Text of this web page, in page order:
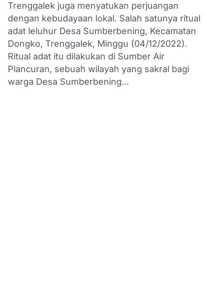
Trenggalek juga menyatukan perjuangan
dengan kebudayaan lokal. Salah satunya ritual
adat leluhur Desa Sumberbening, Kecamatan
Dongko, Trenggalek, Minggu (04/12/2022).
Ritual adat itu dilakukan di Sumber Air
Plancuran, sebuah wilayah yang sakral bagi
warga Desa Sumberbening...